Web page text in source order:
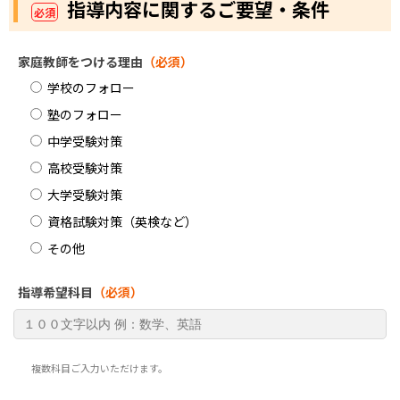
必須 指導内容に関するご要望・条件
家庭教師をつける理由 （必須）
学校のフォロー
塾のフォロー
中学受験対策
高校受験対策
大学受験対策
資格試験対策（英検など）
その他
指導希望科目 （必須）
複数科目ご入力いただけます。